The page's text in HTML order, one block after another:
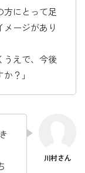
方にとって足
ージがあり
うえで、今後
？」